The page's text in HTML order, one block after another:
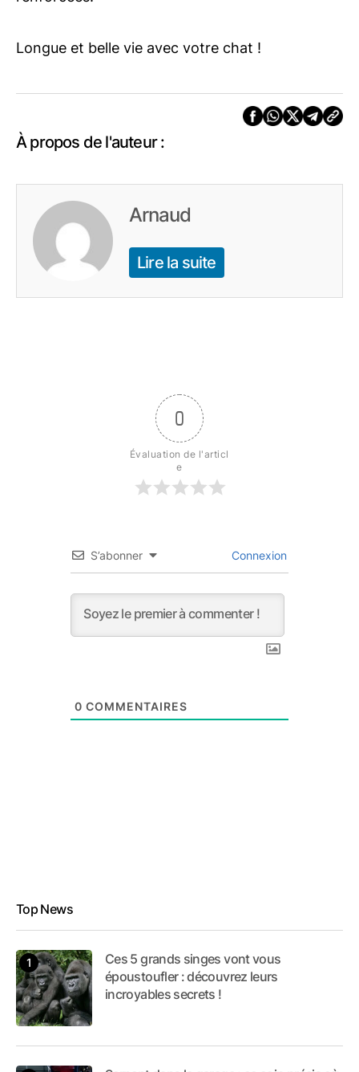
Longue et belle vie avec votre chat !
À propos de l'auteur :
Arnaud
Lire la suite
0
Évaluation de l'articl
e
S’abonner Connexion
0 COMMENTAIRES
Top News
Ces 5 grands singes vont vous
époustoufler : découvrez leurs
incroyables secrets !